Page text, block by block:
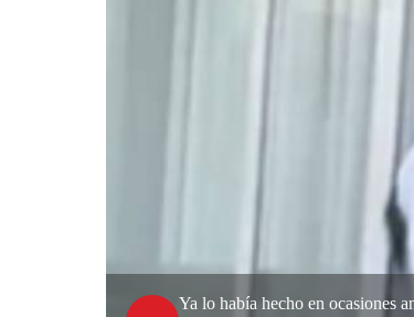
Ya lo había hecho en ocasiones